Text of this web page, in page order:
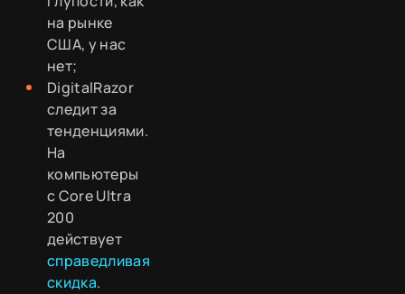
на рынке
США, у нас
нет;
DigitalRazor
следит за
тенденциями.
На
компьютеры
с Core Ultra
200
действует
справедливая
скидка.